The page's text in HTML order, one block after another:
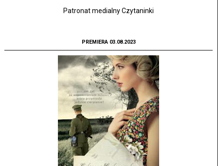
Patronat medialny Czytaninki
PREMIERA 03.08.2023